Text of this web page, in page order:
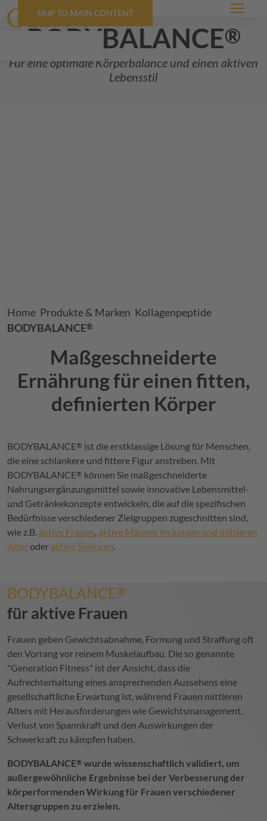
SKIP TO MAIN CONTENT Menü
BODYBALANCE®
Für eine optimale Körperbalance und einen aktiven
Lebensstil
Breadcrumb
Home Produkte & Marken Kollagenpeptide
BODYBALANCE®
Maßgeschneiderte
Ernährung für einen fitten,
definierten Körper
BODYBALANCE® ist die erstklassige Lösung für Menschen,
die eine schlankere und fittere Figur anstreben. Mit
BODYBALANCE® können Sie maßgeschneiderte
Nahrungsergänzungsmittel sowie innovative Lebensmittel-
und Getränkekonzepte entwickeln, die auf die spezifischen
Bedürfnisse verschiedener Zielgruppen zugeschnitten sind,
wie z.B. aktive Frauen aktive Männer im jungen und mittleren
Alteroder aktive Senioren
BODYBALANCE®
für aktive Frauen
Frauen geben Gewichtsabnahme, Formung und Straffung oft
den Vorrang vor reinem Muskelaufbau. Die so genannte
"Generation Fitness" ist der Ansicht, dass die
Aufrechterhaltung eines ansprechenden Aussehens eine
gesellschaftliche Erwartung ist, während Frauen mittleren
Alters mit Herausforderungen wie Gewichtsmanagement,
Verlust von Spannkraft und den Auswirkungen der
Schwerkraft zu kämpfen haben.
BODYBALANCE® wurde wissenschaftlich validiert, um
außergewöhnliche Ergebnisse bei der Verbesserung der
körperformenden Wirkung für Frauen verschiedener
Altersgruppen zu erzielen.